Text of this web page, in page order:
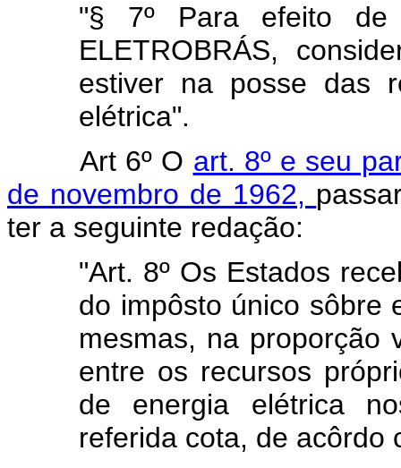
"§ 7º Para efeito de
ELETROBRÁS,
estiver na posse das
elétrica".
Art 6º O art. 8º e seu
de novembro de 1962,
ter a seguinte redação:
"Art. 8º Os Estados
do impôsto único sôbre
mesmas, na proporção
entre os recursos
de energia elétrica
referida cota, de acôrdo